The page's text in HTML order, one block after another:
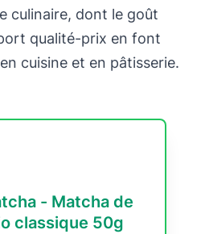
culinaire, dont le goût
qualité-prix en font
cuisine et en pâtisserie.
- Matcha de
classique 50g